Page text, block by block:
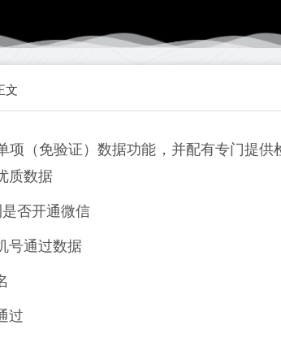
文
项（免验证）数据功能，并配有专门提
质数据
否开通微信
通过数据
过